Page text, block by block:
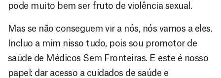
pode muito bem ser fruto de violência sexual.
Mas se não conseguem vir a nós, nós vamos a eles.
Incluo a mim nisso tudo, pois sou promotor de
saúde de Médicos Sem Fronteiras. E este é nosso
papel: dar acesso a cuidados de saúde e